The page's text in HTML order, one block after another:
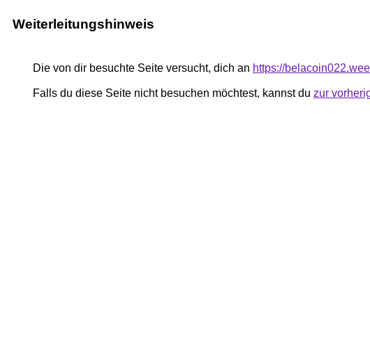
Weiterleitungshinweis
Die von dir besuchte Seite versucht, dich an https://
Falls du diese Seite nicht besuchen möchtest, kannst du zur